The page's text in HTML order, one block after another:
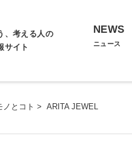
、考える人の
サイト
NEWS
ニュース
ノとコト > ARITA JEWEL